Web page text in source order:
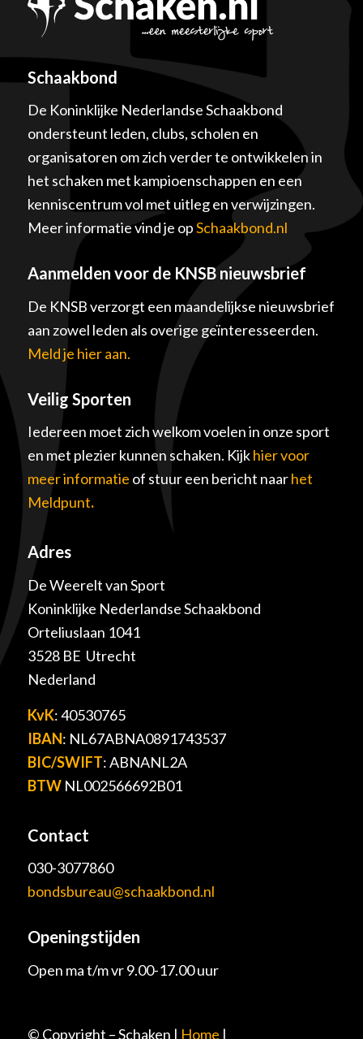
Schaakbond
De Koninklijke Nederlandse Schaakbond
ondersteunt leden, clubs, scholen en
organisatoren om zich verder te ontwikkelen in
het schaken met kampioenschappen en een
kenniscentrum vol met uitleg en verwijzingen.
Meer informatie vind je opSchaakbond.nl
Aanmelden voor de KNSB nieuwsbrief
De KNSB verzorgt een maandelijkse nieuwsbrief
aan zowel leden als overige geïnteresseerden.
Meld je hier aan.
Veilig Sporten
Iedereen moet zich welkom voelen in onze sport
en met plezier kunnen schaken. Kijkhier voor
meer informatie of stuur een bericht naarhet
Meldpunt.
Adres
De Weerelt van Sport
Koninklijke Nederlandse Schaakbond
Orteliuslaan 1041
3528 BE Utrecht
Nederland
KvK: 40530765
IBAN: NL67ABNA0891743537
BIC/SWIFT: ABNANL2A
BTWNL002566692B01
Contact
030-3077860
bondsbureau@schaakbond.nl
Openingstijden
Open ma t/m vr 9.00-17.00 uur
© Copyright – Schaken | Home |